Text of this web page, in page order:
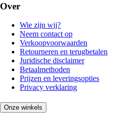
Over
Wie zijn wij?
Neem contact op
Verkoopvoorwaarden
Retourneren en terugbetalen
Juridische disclaimer
Betaalmethoden
Prijzen en leveringsopties
Privacy verklaring
Onze winkels